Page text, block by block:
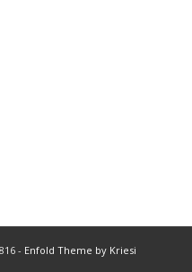
- Enfold Theme by Kriesi